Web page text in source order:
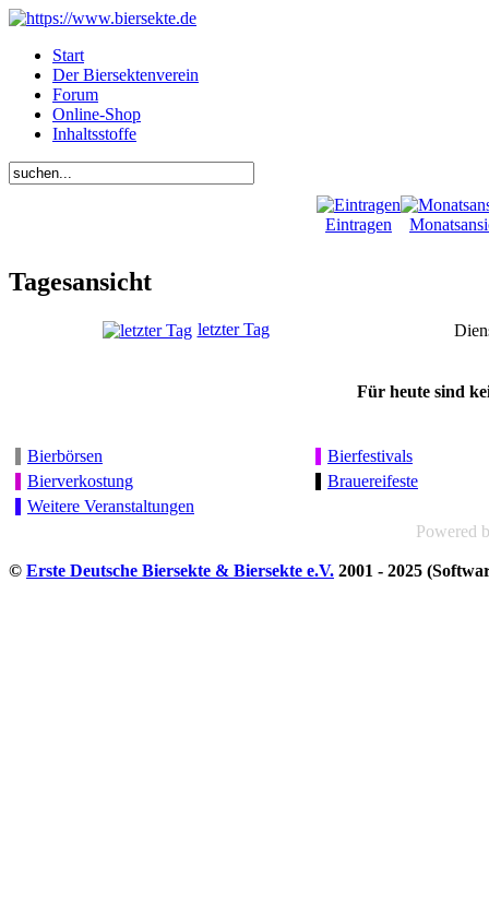
Start
Der Biersektenverein
Forum
Online-Shop
Inhaltsstoffe
Eintragen
Tagesansicht
letzter Tag
Für heute sind
Bierbörsen
Bierfestivals
Bierverkostung
Brauereifeste
Weitere Veranstaltungen
Powered
© Erste Deutsche Biersekte & Biersekte e.V. 2001 - 2025